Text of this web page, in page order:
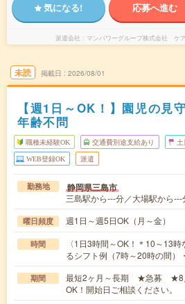
気になる! 応募へ進む
派遣会社 マンパワーグループ株式会社 ケ
未読 掲載日 2026/08/01
【週1日～OK！】園児の見
年齢不問
職種未経験OK 交通費別途支給あり
WEB登録OK 派遣
勤務地 静岡県三島市
三島駅から---分／大場駅から
曜日頻度 週1日～週5日OK（月～金）
時間
〈1日3時間～OK！＊10～13
るシフト例（7時～20時の間
期間
最短2ヶ月～長期 ★急募 ★8
OK！開始日ご相談ください。